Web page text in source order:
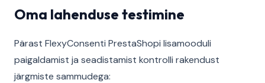
Oma lahenduse testimine
Pärast FlexyConsenti PrestaShopi lisamooduli
paigaldamist ja seadistamist kontrolli rakendust
järgmiste sammudega: